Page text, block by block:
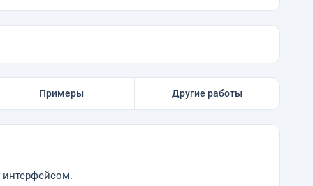
Примеры Другие работы
интерфейсом.